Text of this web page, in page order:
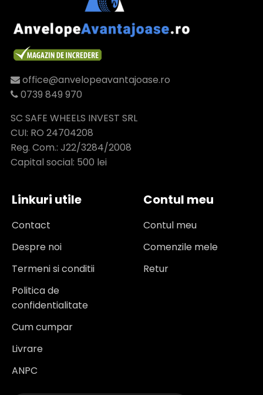
office@anvelopeavantajoase.ro
0739 849 970
SC SAFE WHEELS INVEST SRL
CUI: RO 24704208
Reg. Com.: J22/3284/2008
Capital social: 500 lei
Linkuri utile
Contact
Despre noi
Termeni si conditii
Politica de
confidentialitate
Cum cumpar
Livrare
ANPC
Contul meu
Contul meu
Comenzile mele
Retur